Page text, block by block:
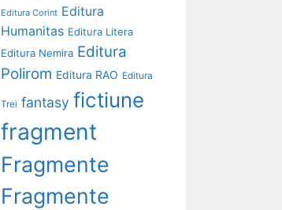
Editura Corint Editura
Humanitas Editura Litera
Editura Nemira Editura
Polirom Editura RAO Editura
Trei fantasy fictiune
fragment
Fragmente
Fragmente